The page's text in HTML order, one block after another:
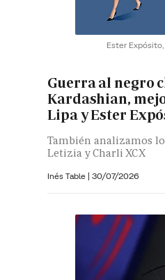
Ester
Guerra al negro
Kardashian,
Lipa y Ester
También analizamos
Letizia y Charli XCX
Inés Table | 30/07/2026